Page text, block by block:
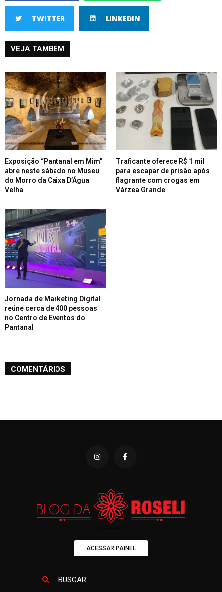
TWITTER LINKEDIN
VEJA TAMBÉM
Exposição “Pantanal em Mim”
abre neste sábado no Museu
do Morro da Caixa D’Água
Velha
Traficante oferece R$ 1 mil
para escapar de prisão após
flagrante com drogas em
Várzea Grande
Jornada de Marketing Digital
reúne cerca de 400 pessoas
no Centro de Eventos do
Pantanal
COMENTÁRIOS
ACESSAR PAINEL
BUSCAR